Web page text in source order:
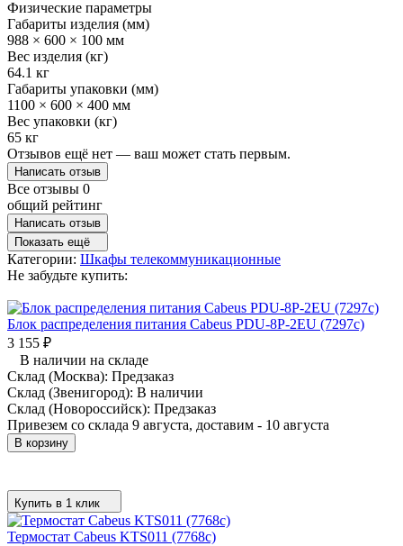
Физические параметры
Габариты изделия (мм)
988 × 600 × 100 мм
Вес изделия (кг)
64.1 кг
Габариты упаковки (мм)
1100 × 600 × 400 мм
Вес упаковки (кг)
65 кг
Отзывов ещё нет — ваш может стать первым.
Написать отзыв
Все отзывы 0
общий рейтинг
Написать отзыв
Показать ещё
Категории: Шкафы телекоммуникационные
Не забудьте купить:
Блок распределения питания Cabeus PDU-8P-2EU (7297c)
3 155 ₽
В наличии на складе
Склад (Москва): Предзаказ
Склад (Звенигород): В наличии
Склад (Новороссийск): Предзаказ
Привезем со склада 9 августа, доставим - 10 августа
В корзину
Купить в 1 клик
Термостат Cabeus KTS011 (7768c)